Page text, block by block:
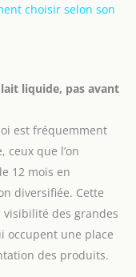
choisir selon son
liquide, pas avant
est fréquemment
ceux que l’on
12 mois en
diversifiée. Cette
des grandes
occupent une place
des produits.